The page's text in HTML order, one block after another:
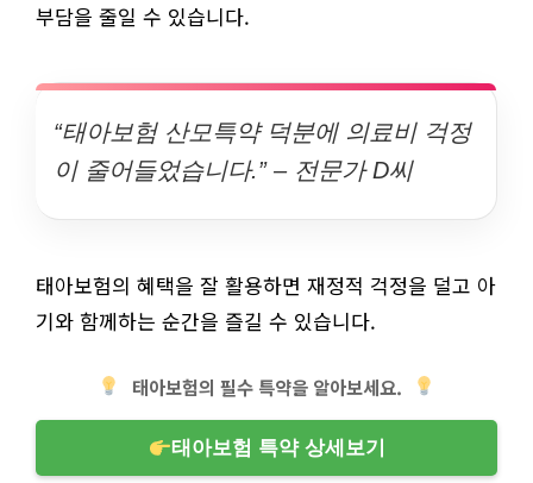
부담을 줄일 수 있습니다.
“태아보험 산모특약 덕분에 의료비 걱정
이 줄어들었습니다.” – 전문가 D씨
태아보험의 혜택을 잘 활용하면 재정적 걱정을 덜고 아
기와 함께하는 순간을 즐길 수 있습니다.
태아보험의 필수 특약을 알아보세요.
태아보험 특약 상세보기